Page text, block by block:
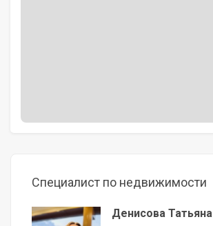
Специалист по недвижимости
Денисова Татьяна